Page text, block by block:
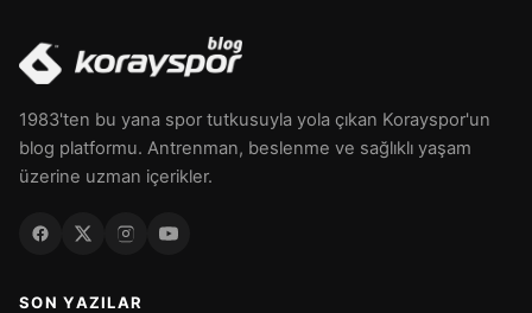
1983'ten bu yana spor tutkusuyla yola çıkan Korayspor'un
blog platformu. Antrenman, beslenme ve sağlıklı yaşam
üzerine uzman içerikler.
SON YAZILAR